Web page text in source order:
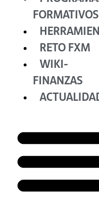
FORMATIVOS
RETO FXM
WIKI-
FINANZAS